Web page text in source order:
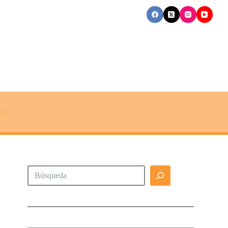
Buscar